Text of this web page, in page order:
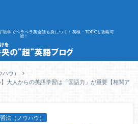
独学でペラペラ英会話も身につく！英検・TOEICも攻略可
能！
ウ）
】大人からの英語学習は「国語力」が重要【相関ア
法（ノウハウ）